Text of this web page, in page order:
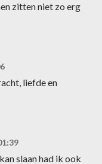
zitten niet zo erg
liefde en
slaan had ik ook